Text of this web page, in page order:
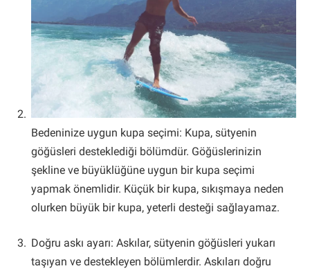
Bedeninize uygun kupa seçimi: Kupa, sütyenin
göğüsleri desteklediği bölümdür. Göğüslerinizin
şekline ve büyüklüğüne uygun bir kupa seçimi
yapmak önemlidir. Küçük bir kupa, sıkışmaya neden
olurken büyük bir kupa, yeterli desteği sağlayamaz.
Doğru askı ayarı: Askılar, sütyenin göğüsleri yukarı
taşıyan ve destekleyen bölümlerdir. Askıları doğru